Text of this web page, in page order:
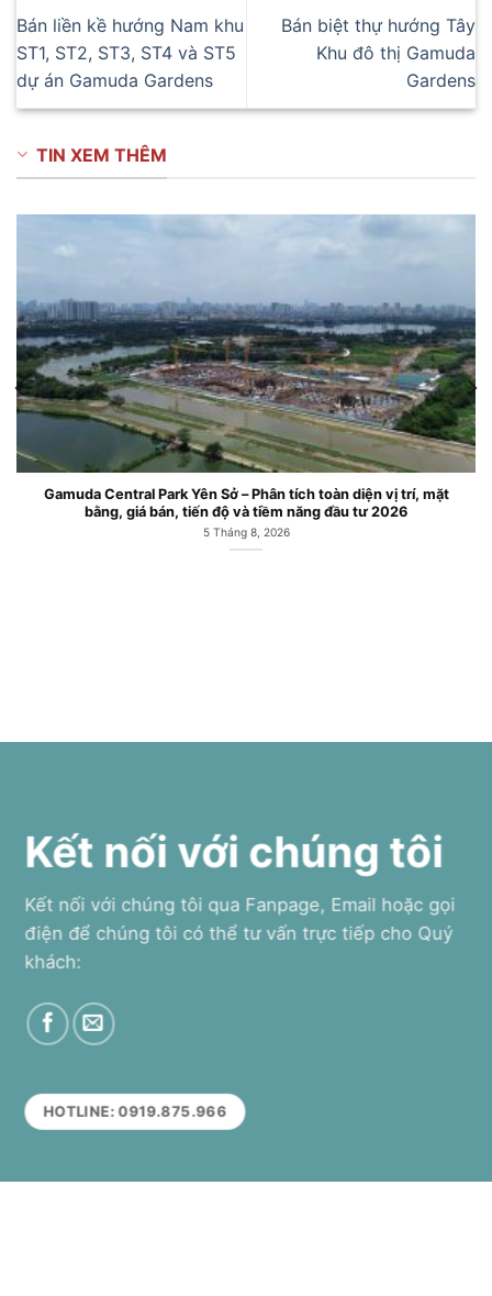
Bán liền kề hướng Nam khu
ST1, ST2, ST3, ST4 và ST5
dự án Gamuda Gardens
Bán biệt thự hướng Tây
Khu đô thị Gamuda
Gardens
TIN XEM THÊM
Gamuda Central Park Yên Sở – Phân tích toàn diện vị trí, mặt
bằng, giá bán, tiến độ và tiềm năng đầu tư 2026
5 Tháng 8, 2026
Kết nối với chúng tôi
Kết nối với chúng tôi qua Fanpage, Email hoặc gọi
điện để chúng tôi có thể tư vấn trực tiếp cho Quý
khách:
HOTLINE: 0919.875.966